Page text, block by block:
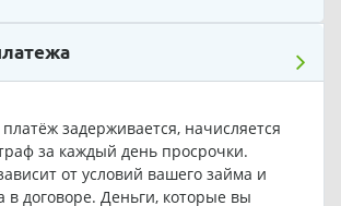
задерживается, начисляется
за каждый день просрочки.
от условий вашего займа и
в договоре. Деньги, которые вы